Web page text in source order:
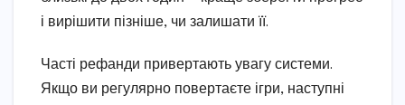
і вирішити пізніше, чи залишати її.
Часті рефанди привертають увагу системи.
Якщо ви регулярно повертаєте ігри, наступні